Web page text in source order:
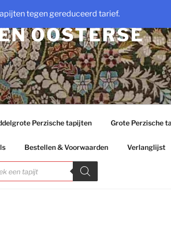
tegen gereduceerd tarief.
OOSTERSE
Perzische tapijten Grote Perzische
Bestellen & Voorwaarden Verlanglijst